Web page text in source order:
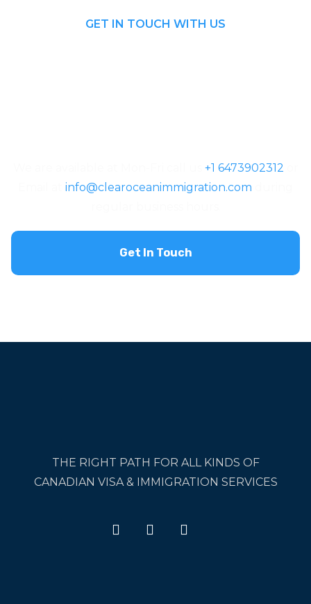
GET IN TOUCH WITH US
+1 6473902312
info@clearoceanimmigration.com
Get In Touch
THE RIGHT PATH FOR ALL KINDS OF
CANADIAN VISA & IMMIGRATION SERVICES